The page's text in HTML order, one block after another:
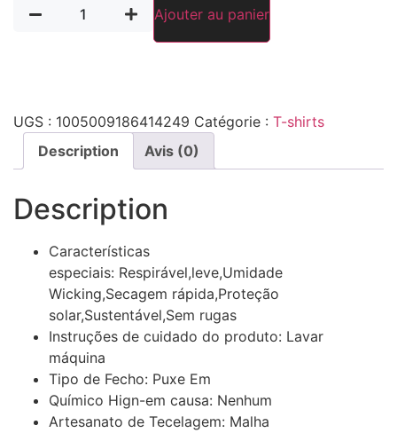
quantité
Paisagem
Portugal
Vintage
Ajouter au panier
UGS : 1005009186414249 Catégorie : T-shirts
Description
Avis (0)
Description
Características
especiais: Respirável,leve,Umidade
Wicking,Secagem rápida,Proteção
solar,Sustentável,Sem rugas
Instruções de cuidado do produto: Lavar
máquina
Tipo de Fecho: Puxe Em
Químico Hign-em causa: Nenhum
Artesanato de Tecelagem: Malha